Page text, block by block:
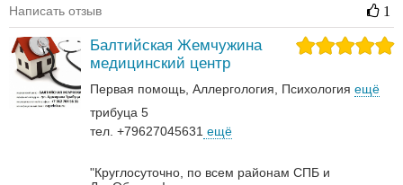
Написать отзыв 1
Балтийская Жемчужина
медицинский центр
Первая помощь Аллергология Психология ещё
трибуца 5
тел. +79627045631 ещё
"Круглосуточно, по всем районам СПБ и